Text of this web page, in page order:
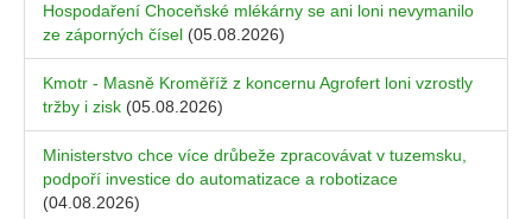
Hospodaření Choceňské mlékárny se ani loni nevymanilo
ze záporných čísel (05.08.2026)
Kmotr - Masně Kroměříž z koncernu Agrofert loni vzrostly
tržby i zisk (05.08.2026)
Ministerstvo chce více drůbeže zpracovávat v tuzemsku,
podpoří investice do automatizace a robotizace
(04.08.2026)